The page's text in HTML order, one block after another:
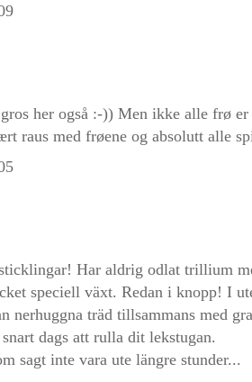
her også :-)) Men ikke alle frø
raus med frøene og absolutt alle
Har aldrig odlat trillium
speciell växt. Redan i knopp! I
nerhuggna träd tillsammans med
dags att rulla dit lekstugan.
sagt inte vara ute längre stunder...